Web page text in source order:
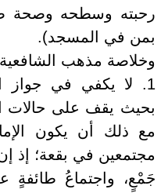
رحبته وسطحه وصحة
بمن في المسجد).
وخلاصة مذهب
1. لا يكفي في جواز
بحيث يقف على حالات
مع ذلك أن يكون
مجتمعين في بقعة؛ إذ
جَمْعٍ، واجتماعُ طائفةٍ